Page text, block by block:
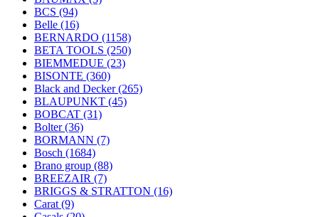
BCS (94)
Belle (16)
BERNARDO (1158)
BETA TOOLS (250)
BIEMMEDUE (23)
BISONTE (360)
Black and Decker(265)
BLAUPUNKT (45)
BOBCAT (31)
Bolter(36)
BORMANN (7)
Bosch (1684)
Brano group (88)
BREEZAIR (7)
BRIGGS & STRATTON (16)
Carat (9)